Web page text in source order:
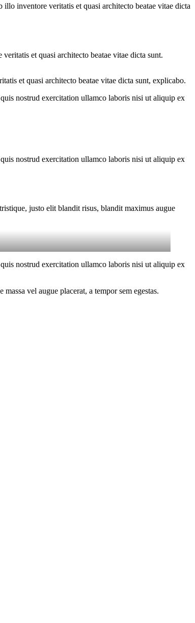
inventore veritatis et quasi architecto beatae vitae dicta
et quasi architecto beatae vitae dicta sunt.
et quasi architecto beatae vitae dicta sunt, explicabo.
nostrud exercitation ullamco laboris nisi ut aliquip ex
nostrud exercitation ullamco laboris nisi ut aliquip ex
justo elit blandit risus, blandit maximus augue
nostrud exercitation ullamco laboris nisi ut aliquip ex
vel augue placerat, a tempor sem egestas.